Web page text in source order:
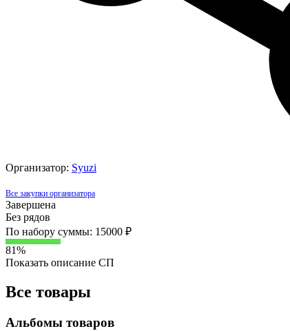
Организатор: Syuzi
Все закупки организатора
Завершена
Без рядов
По набору суммы: 15000 ₽
81%
Показать описание СП
Все товары
Альбомы товаров